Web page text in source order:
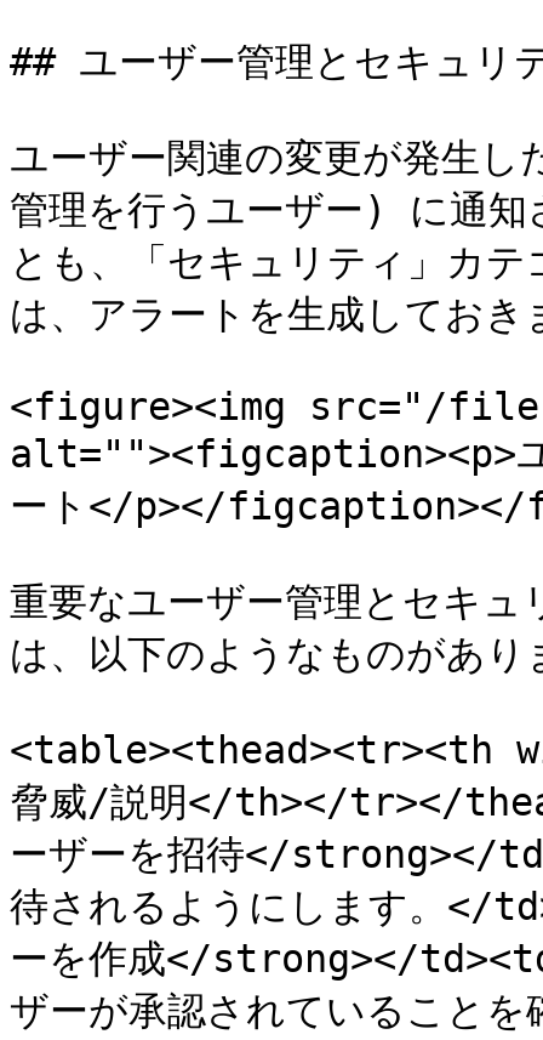
## ユーザー管理とセキュリ
ユーザー関連の変更が発生
管理を行うユーザー) に通
とも、「セキュリティ」カ
は、アラートを生成しておき
<figure><img src="/files/
alt=""><figcaption><p>ユ
ート</p></
重要なユーザー管理とセキ
は、以下のようなものがあり
<table><thead><tr><th
脅威/説明</th></tr></
ーザーを招待</strong></
待されるようにします。
ーを作成</strong></
ザーが承認されているこ